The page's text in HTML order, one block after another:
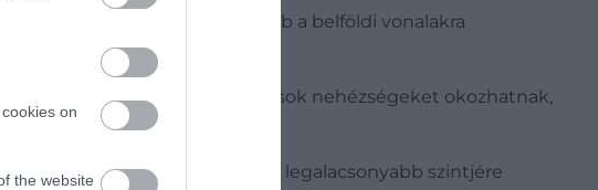
on
the website
többsége azonban inkább a belföldi vonalakra
feszülő szabályozások nehézségeket okozhatnak,
az utasok száma minden idők legalacsonyabb szintjére